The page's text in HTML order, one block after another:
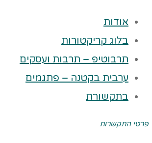
אודות
בלוג קריקטורות
תרבוטיפ – תרבות ועסקים
ערבית בקטנה – פתגמים
בתקשורת
פרטי התקשרות